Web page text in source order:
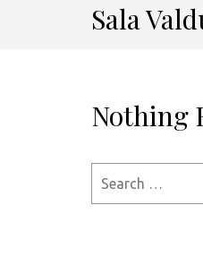
Sala
Nothing